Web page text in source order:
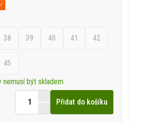
38 39 40 41 42
45
nemusí být skladem
Přidat do košíku